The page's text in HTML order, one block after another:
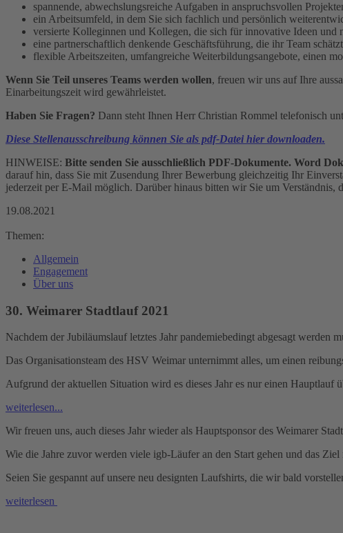
spannende, abwechslungsreiche Aufgaben in anspruchsvollen
ein Arbeitsumfeld, in dem Sie sich fachlich und persönlich
versierte Kolleginnen und Kollegen, die sich für innovative Ideen und
eine partnerschaftlich denkende Geschäftsführung, die ihr Team
flexible Arbeitszeiten, umfangreiche Weiterbildungsangebote, einen
Wenn Sie Teil unseres Teams werden wollen, freuen wir uns auf Ihre
Einarbeitungszeit wird gewährleistet.
Haben Sie Fragen? Dann steht Ihnen Herr Christian Rommel telefonisch
Diese Stellenausschreibung können Sie als pdf-Datei hier downloaden.
HINWEISE: Bitte senden Sie ausschließlich PDF-Dokumente. Word
darauf hin, dass Sie mit Zusendung Ihrer Bewerbung gleichzeitig Ihr
jederzeit per E-Mail möglich. Darüber hinaus bitten wir Sie um Verständnis,
19.08.2021
Themen:
Allgemein
Engagement
Über uns
30. Weimarer Stadtlauf 2021
Nachdem der Jubiläumslauf letztes Jahr pandemiebedingt abgesagt
Das Organisationsteam des HSV Weimar unternimmt alles, um einen
Aufgrund der aktuellen Situation wird es dieses Jahr es nur einen Hauptlauf
weiterlesen...
Wir freuen uns, auch dieses Jahr wieder als Hauptsponsor des Weimarer
Wie die Jahre zuvor werden viele igb-Läufer an den Start gehen und das
Seien Sie gespannt auf unsere neu designten Laufshirts, die wir bald
weiterlesen